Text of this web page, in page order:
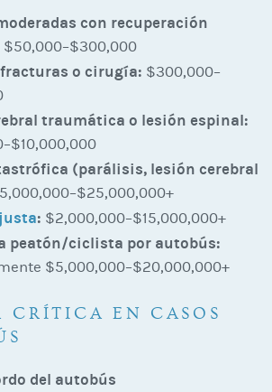
con recuperación
$50,000–$300,000
o cirugía: $300,000–
traumática o lesión espinal:
(parálisis, lesión cerebral
: $2,000,000–$15,000,000+
peatón/ciclista por autobús:
$5,000,000–$20,000,000+
CRÍTICA EN CASOS
del autobús